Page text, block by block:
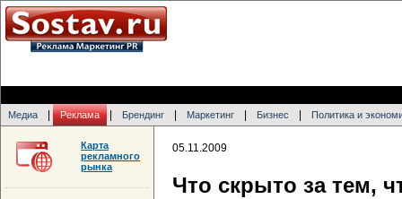
Медиа Реклама Брендинг Маркетинг Бизнес Политика и
05.11.2009
Что скрыто за тем,
Карта
рекламного
рынка